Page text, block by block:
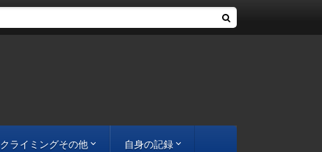
クライミングその他 自身の記録